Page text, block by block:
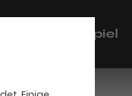
Schauspiel